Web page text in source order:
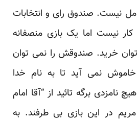
نیست. صندوق رای و انتخابات
کار نیست اما یک بازی منصفانه
خرید. صندوقش را نمی توان
نمی آید تا به نام خدا
نامزدی برگه تائید از “آقا امام
در این بازی بی طرفند. به